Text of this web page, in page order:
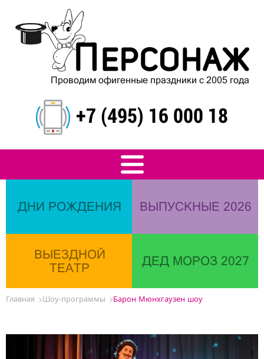
Проводим офигенные праздники с 2005 года
+7 (495) 16 000 18
ДНИ РОЖДЕНИЯ ВЫПУСКНЫЕ 2026
ВЫЕЗДНОЙ
ТЕАТР
ДЕД МОРОЗ 2027
Главная Шоу-программы Барон Мюнхгаузен шоу